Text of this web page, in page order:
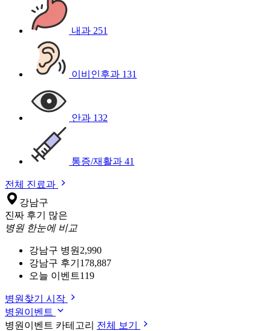
내과 251
이비인후과 131
안과 132
통증/재활과 41
전체 진료과
강남구
진짜 후기 많은
병원 한눈에 비교
강남구 병원 2,990
강남구 후기 178,887
오늘 이벤트119
병원찾기 시작
병원이벤트
병원이벤트 카테고리 전체 보기